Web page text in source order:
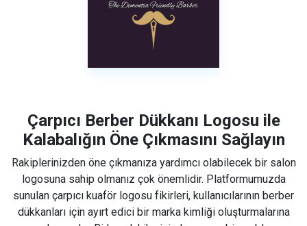
Çarpıcı Berber Dükkanı Logosu ile
Kalabalığın Öne Çıkmasını Sağlayın
Rakiplerinizden öne çıkmanıza yardımcı olabilecek bir salon
logosuna sahip olmanız çok önemlidir. Platformumuzda
sunulan çarpıcı kuaför logosu fikirleri, kullanıcılarının berber
dükkanları için ayırt edici bir marka kimliği oluşturmalarına